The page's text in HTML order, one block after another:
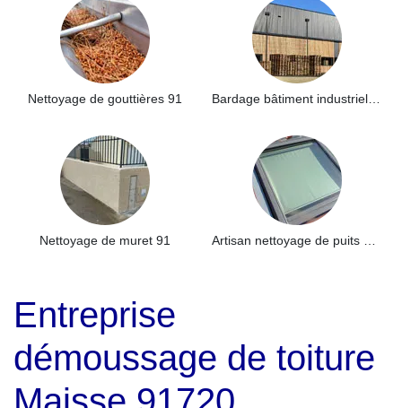
Nettoyage de gouttières 91
Nettoyage de muret 91
Entreprise
démoussage de toiture